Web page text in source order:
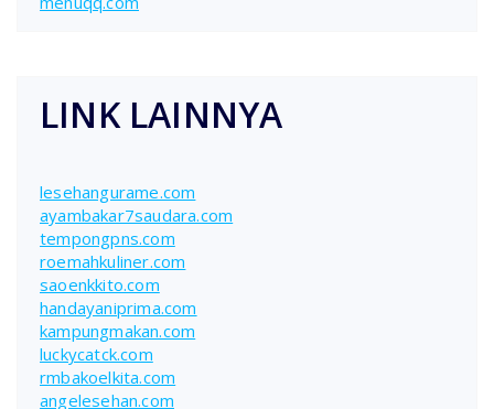
LINK LAINNYA
lesehangurame.com
ayambakar7saudara.com
tempongpns.com
roemahkuliner.com
saoenkkito.com
handayaniprima.com
kampungmakan.com
luckycatck.com
rmbakoelkita.com
angelesehan.com